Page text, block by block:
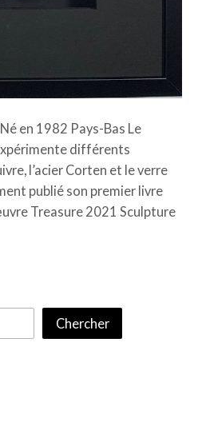
en 1982 Pays-Bas Le
différents
l’acier Corten et le verre
publié son premier livre
Treasure 2021 Sculpture
Chercher